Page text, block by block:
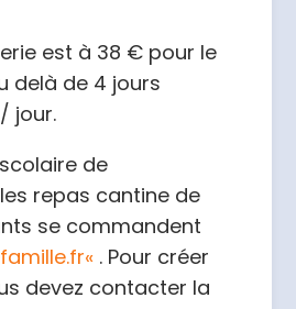
est à 38 € pour le
delà de 4 jours
jour.
de
repas cantine de
se commandent
famille.fr« . Pour créer
devez contacter la